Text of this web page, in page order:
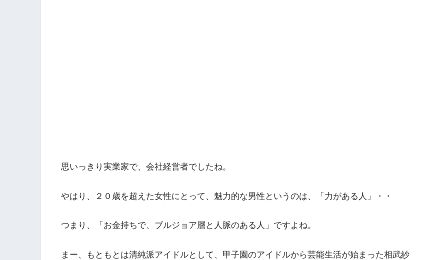
思いっきり実業家で、会社経営者でしたね。
やはり、２０歳を超えた女性にとって、魅力的な男性というのは、「力がある人」・・
つまり、「お金持ちで、ブルジョア層と人脈のある人」ですよね。
まー、もともとは清純派アイドルとして、甲子園のアイドルから芸能生活が始まった相武紗